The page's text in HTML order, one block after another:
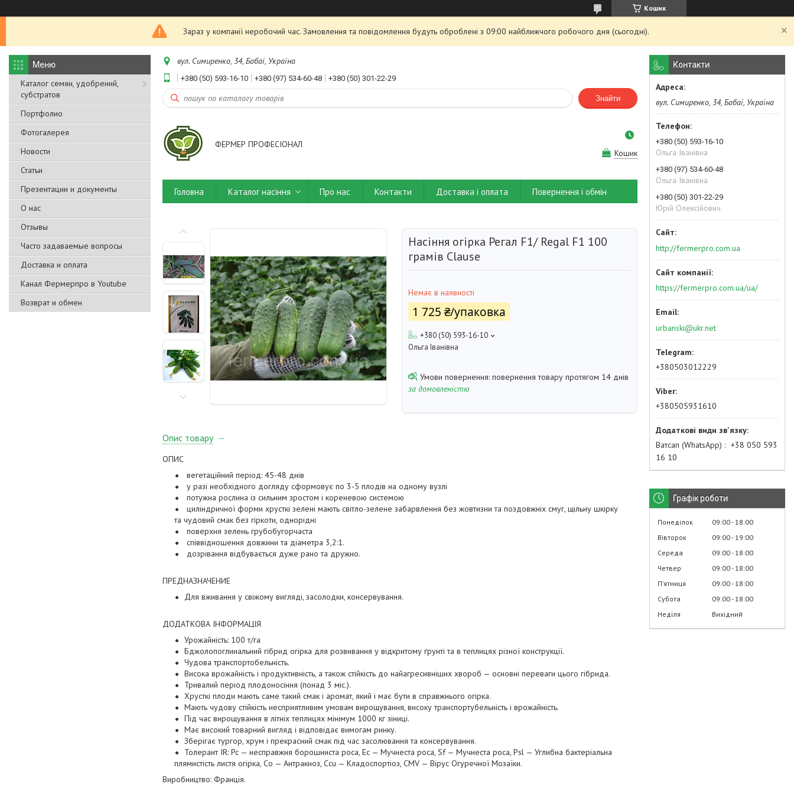
Кошик
Зараз у компанії неробочий час. Замовлення та повідомлення будуть оброблені з 09:00 найближчого робочого дня (сьогодні).
Каталог семян, удобрений,
субстратов
Портфолио
Фотогалерея
Новости
Статьи
Презентации и документы
О нас
Отзывы
Часто задаваемые вопросы
Доставка и оплата
Канал Фермерпро в Youtube
Возврат и обмен
вул. Симиренко, 34, Бабаї, Україна
+380 (50) 593-16-10 +380 (97) 534-60-48 +380 (50) 301-22-29
Знайти
ФЕРМЕР ПРОФЕСІОНАЛ
Кошик
Головна Каталог насіння Про нас Контакти Доставка і оплата Повернення і обмін
Насіння огірка Регал F1/ Regal F1 100
грамів Clause
Немає в наявності
1 725 ₴/упаковка
+380 (50) 593-16-10
Ольга Іванівна
повернення товару протягом 14 днів
за домовленістю
Опис товару
ОПИС
вегетаційний період: 45-48 днів
у разі необхідного догляду сформовує по 3-5 плодів на одному вузлі
потужна рослина із сильним зростом і кореневою системою
циліндричної форми хрусткі зелені мають світло-зелене забарвлення без жовтизни та поздовжніх смуг, щільну шкірку
та чудовий смак без гіркоти, однорідні
поверхня зелень грубобугорчаста
співвідношення довжини та діаметра 3,2:1.
дозрівання відбувається дуже рано та дружно.
ПРЕДНАЗНАЧЕНИЕ
Для вживання у свіжому вигляді, засолодки, консервування.
ДОДАТКОВА ІНФОРМАЦІЯ
Урожайність: 100 т/га
Бджолопоглинальний гібрид огірка для розвивання у відкритому ґрунті та в теплицях різної конструкції.
Чудова транспортобельність.
Висока врожайність і продуктивність, а також стійкість до найагресивніших хвороб — основні переваги цього гібрида.
Тривалий період плодоносіння (понад 3 міс.).
Хрусткі плоди мають саме такий смак і аромат, який і має бути в справжнього огірка.
Мають чудову стійкість несприятливим умовам вирощування, високу транспортубельність і врожайність.
Під час вирощування в літніх теплицях мінімум 1000 кг зіниці.
Має високий товарний вигляд і відповідає вимогам ринку.
Зберігає тургор, хрум і прекрасний смак під час засолювання та консервування.
Толерант IR: Pc — несправжня борошниста роса, Ec — Мучнеста роса, Sf — Мучнеста роса, Psl — Углибна бактеріальна
плямистість листя огірка, Co — Антракноз, Ccu — Кладоспортіоз, CMV — Вірус Огуречної Мозаїки.
Виробництво: Франція.
Контакти
вул. Симиренко, 34, Бабаї, Україна
+380 (50) 593-16-10
Ольга Іванівна
+380 (97) 534-60-48
Ольга Іванівна
+380 (50) 301-22-29
Юрій Олексійович
http://fermerpro.com.ua
https://fermerpro.com.ua/ua/
urbanski@ukr.net
+380503012229
+380505931610
Ватсап (WhatsApp)
+38 050 593
16 10
Графік роботи
Понеділок 09:00 18:00
Вівторок
09:00 19:00
Середа
09:00 18:00
Четвер
09:00 18:00
Пʼятниця
09:00 18:00
Субота
09:00 18:00
Неділя
Вихідний